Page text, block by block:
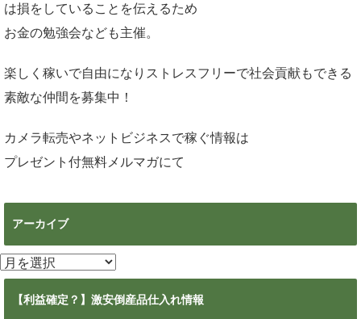
は損をしていることを伝えるため
お金の勉強会なども主催。
楽しく稼いで自由になりストレスフリーで社会貢献もできる
素敵な仲間を募集中！
カメラ転売やネットビジネスで稼ぐ情報は
プレゼント付無料メルマガにて
アーカイブ
ア
ー
【利益確定？】激安倒産品仕入れ情報